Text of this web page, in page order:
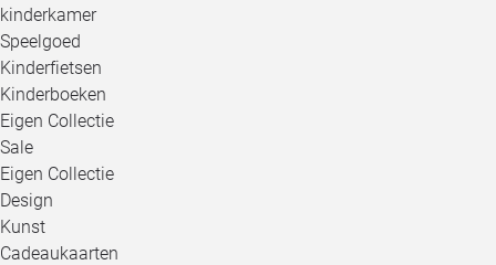
kinderkamer
Speelgoed
Kinderfietsen
Kinderboeken
Eigen Collectie
Sale
Eigen Collectie
Design
Kunst
Cadeaukaarten